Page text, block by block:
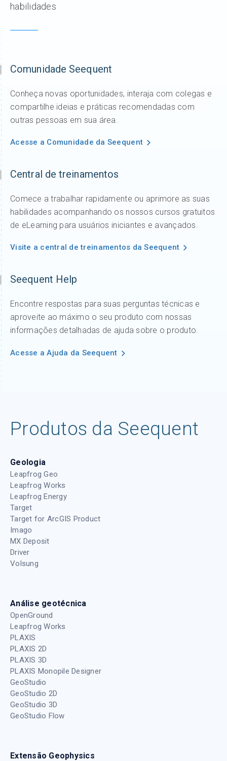
habilidades
Comunidade Seequent
Conheça novas oportunidades, interaja com colegas e
compartilhe ideias e práticas recomendadas com
outras pessoas em sua área.
Acesse a Comunidade da Seequent
Central de treinamentos
Comece a trabalhar rapidamente ou aprimore as suas
habilidades acompanhando os nossos cursos gratuitos
de eLearning para usuários iniciantes e avançados.
Visite a central de treinamentos da Seequent
Seequent Help
Encontre respostas para suas perguntas técnicas e
aproveite ao máximo o seu produto com nossas
informações detalhadas de ajuda sobre o produto.
Acesse a Ajuda da Seequent
Produtos da Seequent
Geologia
Leapfrog Geo
Leapfrog Works
Leapfrog Energy
Target
Target for ArcGIS Product
Imago
MX Deposit
Driver
Volsung
Análise geotécnica
OpenGround
Leapfrog Works
PLAXIS
PLAXIS 2D
PLAXIS 3D
PLAXIS Monopile Designer
GeoStudio
GeoStudio 2D
GeoStudio 3D
GeoStudio Flow
Extensão Geophysics